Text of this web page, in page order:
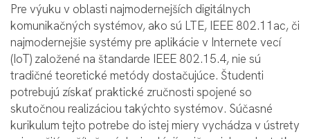
Pre výuku v oblasti najmodernejších digitálnych
komunikačných systémov, ako sú LTE, IEEE 802.11ac, či
najmodernejšie systémy pre aplikácie v Internete vecí
(IoT) založené na štandarde IEEE 802.15.4, nie sú
tradičné teoretické metódy dostačujúce. Študenti
potrebujú získať praktické zručnosti spojené so
skutočnou realizáciou takýchto systémov. Súčasné
kurikulum tejto potrebe do istej miery vychádza v ústrety